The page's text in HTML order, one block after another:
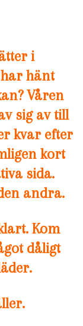
i
hänt
Våren
sig av till
kvar efter
kort
sida.
andra.
Kom
dåligt